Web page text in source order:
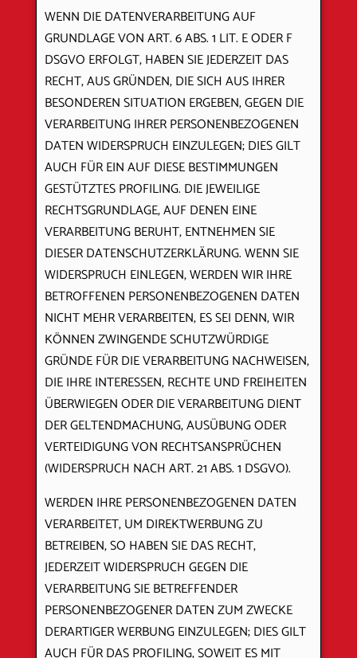
WENN DIE DATENVERARBEITUNG AUF
GRUNDLAGE VON ART. 6 ABS. 1 LIT. E ODER F
DSGVO ERFOLGT, HABEN SIE JEDERZEIT DAS
RECHT, AUS GRÜNDEN, DIE SICH AUS IHRER
BESONDEREN SITUATION ERGEBEN, GEGEN DIE
VERARBEITUNG IHRER PERSONENBEZOGENEN
DATEN WIDERSPRUCH EINZULEGEN; DIES GILT
AUCH FÜR EIN AUF DIESE BESTIMMUNGEN
GESTÜTZTES PROFILING. DIE JEWEILIGE
RECHTSGRUNDLAGE, AUF DENEN EINE
VERARBEITUNG BERUHT, ENTNEHMEN SIE
DIESER DATENSCHUTZERKLÄRUNG. WENN SIE
WIDERSPRUCH EINLEGEN, WERDEN WIR IHRE
BETROFFENEN PERSONENBEZOGENEN DATEN
NICHT MEHR VERARBEITEN, ES SEI DENN, WIR
KÖNNEN ZWINGENDE SCHUTZWÜRDIGE
GRÜNDE FÜR DIE VERARBEITUNG NACHWEISEN,
DIE IHRE INTERESSEN, RECHTE UND FREIHEITEN
ÜBERWIEGEN ODER DIE VERARBEITUNG DIENT
DER GELTENDMACHUNG, AUSÜBUNG ODER
VERTEIDIGUNG VON RECHTSANSPRÜCHEN
(WIDERSPRUCH NACH ART. 21 ABS. 1 DSGVO).
WERDEN IHRE PERSONENBEZOGENEN DATEN
VERARBEITET, UM DIREKTWERBUNG ZU
BETREIBEN, SO HABEN SIE DAS RECHT,
JEDERZEIT WIDERSPRUCH GEGEN DIE
VERARBEITUNG SIE BETREFFENDER
PERSONENBEZOGENER DATEN ZUM ZWECKE
DERARTIGER WERBUNG EINZULEGEN; DIES GILT
AUCH FÜR DAS PROFILING, SOWEIT ES MIT